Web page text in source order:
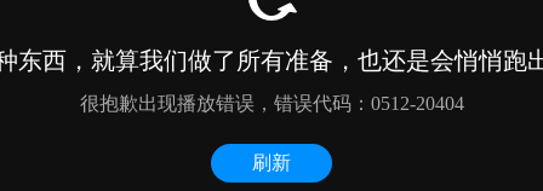
东西，就算我们做了所有准备，也还是会悄悄跑
很抱歉出现播放错误，错误代码：0512-20404
刷新